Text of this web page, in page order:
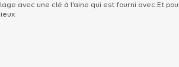
avec une clé à l'aine qui est fourni avec.Et